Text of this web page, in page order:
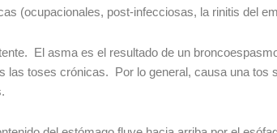
(ocupacionales, post-infecciosas, la rinitis del
El asma es el resultado de un
toses crónicas. Por lo general, causa una tos